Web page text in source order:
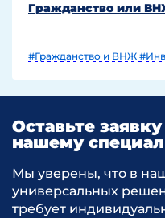
Гражданство или
#Гражданство и ВНЖ
Оставьте заявку
нашему
Мы уверены, что в
универсальных
требует